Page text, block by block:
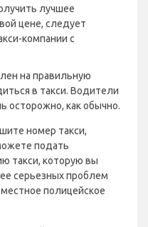
лучшее
цене, следует
компании с
на правильную
в такси. Водители
осторожно, как обычно.
номер такси,
подать
такси, которую вы
серьезных проблем
полицейское